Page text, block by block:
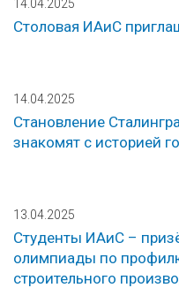
14.04.2025
Столовая ИАиС
14.04.2025
Становление
знакомят с историей
13.04.2025
Студенты ИАиС –
олимпиады по
строительного